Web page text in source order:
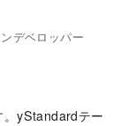
デベロッパー
。yStandardテー